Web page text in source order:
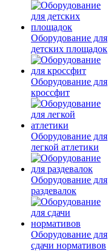
Оборудование для
детских площадок
Оборудование для
кроссфит
Оборудование для
легкой атлетики
Оборудование для
раздевалок
Оборудование для
сдачи нормативов